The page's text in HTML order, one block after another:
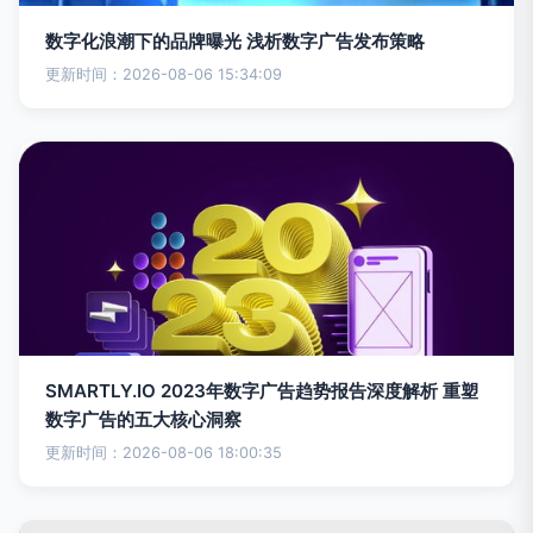
数字化浪潮下的品牌曝光 浅析数字广告发布策略
更新时间：2026-08-06 15:34:09
SMARTLY.IO 2023年数字广告趋势报告深度解析 重塑
数字广告的五大核心洞察
更新时间：2026-08-06 18:00:35